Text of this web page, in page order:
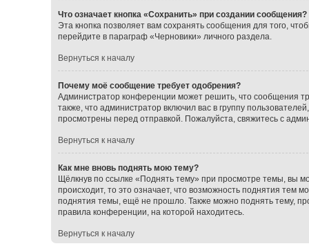
Что означает кнопка «Сохранить» при создании сообщения?
Эта кнопка позволяет вам сохранять сообщения для того,
перейдите в параграф «Черновики» личного раздела.
Вернуться к началу
Почему моё сообщение требует одобрения?
Администратор конференции может решить, что сообщения
также, что администратор включил вас в группу
просмотрены перед отправкой. Пожалуйста, свяжитесь с
Вернуться к началу
Как мне вновь поднять мою тему?
Щёлкнув по ссылке «Поднять тему» при просмотре темы, вы
происходит, то это означает, что возможность поднятия тем
поднятия темы, ещё не прошло. Также можно поднять тему,
правила конференции, на которой находитесь.
Вернуться к началу